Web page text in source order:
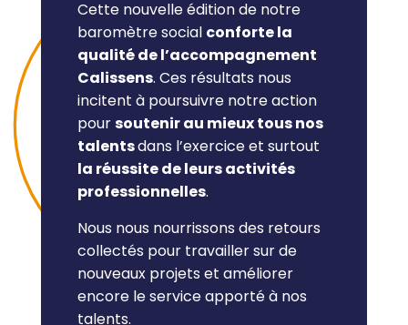
Cette nouvelle édition de notre
baromètre social conforte la
qualité de l’accompagnement
Calissens. Ces résultats nous
incitent à poursuivre notre action
poursoutenir au mieux tous nos
talentsdans l’exercice et surtout
la réussite de leurs activités
professionnelles.
Nous nous nourrissons des retours
collectés pour travailler sur de
nouveaux projets et améliorer
encore le service apporté à nos
talents.